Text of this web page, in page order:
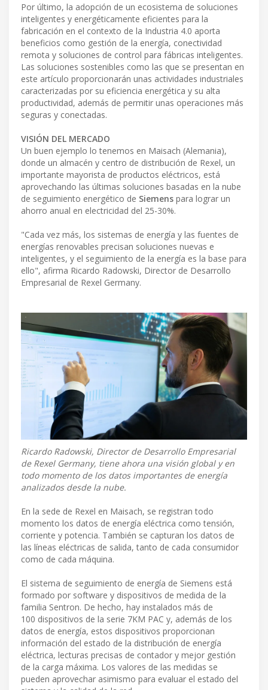
Por último, la adopción de un ecosistema de soluciones
inteligentes y energéticamente eficientes para la
fabricación en el contexto de la Industria 4.0 aporta
beneficios como gestión de la energía, conectividad
remota y soluciones de control para fábricas inteligentes.
Las soluciones sostenibles como las que se presentan en
este artículo proporcionarán unas actividades industriales
caracterizadas por su eficiencia energética y su alta
productividad, además de permitir unas operaciones más
seguras y conectadas.
VISIÓN DEL MERCADO
Un buen ejemplo lo tenemos en Maisach (Alemania),
donde un almacén y centro de distribución de Rexel, un
importante mayorista de productos eléctricos, está
aprovechando las últimas soluciones basadas en la nube
de seguimiento energético de Siemens para lograr un
ahorro anual en electricidad del 25-30%.
"Cada vez más, los sistemas de energía y las fuentes de
energías renovables precisan soluciones nuevas e
inteligentes, y el seguimiento de la energía es la base para
ello", afirma Ricardo Radowski, Director de Desarrollo
Empresarial de Rexel Germany.
Ricardo Radowski, Director de Desarrollo Empresarial
de Rexel Germany, tiene ahora una visión global y en
todo momento de los datos importantes de energía
analizados desde la nube.
En la sede de Rexel en Maisach, se registran todo
momento los datos de energía eléctrica como tensión,
corriente y potencia. También se capturan los datos de
las líneas eléctricas de salida, tanto de cada consumidor
como de cada máquina.
El sistema de seguimiento de energía de Siemens está
formado por software y dispositivos de medida de la
familia Sentron. De hecho, hay instalados más de
100 dispositivos de la serie 7KM PAC y, además de los
datos de energía, estos dispositivos proporcionan
información del estado de la distribución de energía
eléctrica, lecturas precisas de contador y mejor gestión
de la carga máxima. Los valores de las medidas se
pueden aprovechar asimismo para evaluar el estado del